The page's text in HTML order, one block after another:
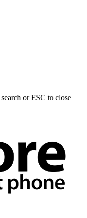
or ESC to close